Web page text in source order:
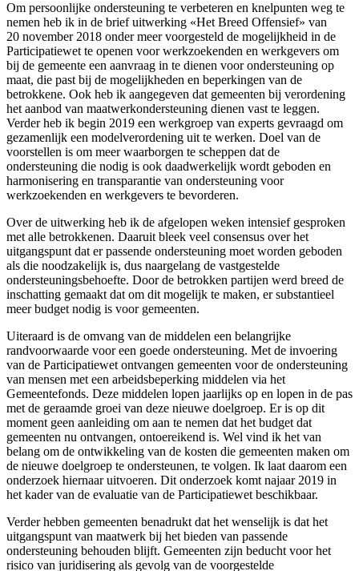
Om persoonlijke ondersteuning te verbeteren en knelpunten weg te
nemen heb ik in de brief uitwerking «Het Breed Offensief» van
20 november 2018 onder meer voorgesteld de mogelijkheid in de
Participatiewet te openen voor werkzoekenden en werkgevers om
bij de gemeente een aanvraag in te dienen voor ondersteuning op
maat, die past bij de mogelijkheden en beperkingen van de
betrokkene. Ook heb ik aangegeven dat gemeenten bij verordening
het aanbod van maatwerkondersteuning dienen vast te leggen.
Verder heb ik begin 2019 een werkgroep van experts gevraagd om
gezamenlijk een modelverordening uit te werken. Doel van de
voorstellen is om meer waarborgen te scheppen dat de
ondersteuning die nodig is ook daadwerkelijk wordt geboden en
harmonisering en transparantie van ondersteuning voor
werkzoekenden en werkgevers te bevorderen.
Over de uitwerking heb ik de afgelopen weken intensief gesproken
met alle betrokkenen. Daaruit bleek veel consensus over het
uitgangspunt dat er passende ondersteuning moet worden geboden
als die noodzakelijk is, dus naargelang de vastgestelde
ondersteuningsbehoefte. Door de betrokken partijen werd breed de
inschatting gemaakt dat om dit mogelijk te maken, er substantieel
meer budget nodig is voor gemeenten.
Uiteraard is de omvang van de middelen een belangrijke
randvoorwaarde voor een goede ondersteuning. Met de invoering
van de Participatiewet ontvangen gemeenten voor de ondersteuning
van mensen met een arbeidsbeperking middelen via het
Gemeentefonds. Deze middelen lopen jaarlijks op en lopen in de pas
met de geraamde groei van deze nieuwe doelgroep. Er is op dit
moment geen aanleiding om aan te nemen dat het budget dat
gemeenten nu ontvangen, ontoereikend is. Wel vind ik het van
belang om de ontwikkeling van de kosten die gemeenten maken om
de nieuwe doelgroep te ondersteunen, te volgen. Ik laat daarom een
onderzoek hiernaar uitvoeren. Dit onderzoek komt najaar 2019 in
het kader van de evaluatie van de Participatiewet beschikbaar.
Verder hebben gemeenten benadrukt dat het wenselijk is dat het
uitgangspunt van maatwerk bij het bieden van passende
ondersteuning behouden blijft. Gemeenten zijn beducht voor het
risico van juridisering als gevolg van de voorgestelde